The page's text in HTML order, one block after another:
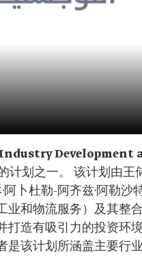
Industry
计划之一。 该计划由
阿卜杜勒-阿齐兹·阿勒
业和物流服务）及其整
打造有吸引力的投资环
是该计划所涵盖主要行